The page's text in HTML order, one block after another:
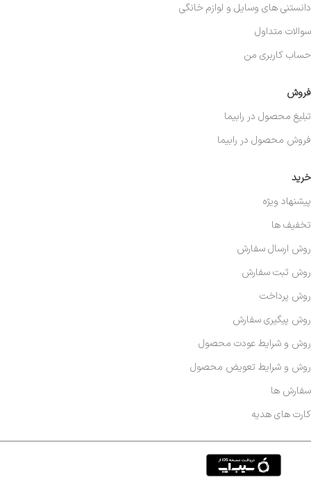
خرید
پیشنهاد ویژه
تخفیف ها
روش ارسال سفارش
روش ثبت سفارش
روش پرداخت
روش پیگیری سفارش
روش و شرایط عودت محصول
روش و شرایط تعویض محصول
سفارش ها
کارت های هدیه
فروش
تبلیغ محصول در رابیما
فروش محصول در رابیما
دانستنی های وسایل و لوازم خانگی
سوالات متداول
حساب کاربری من